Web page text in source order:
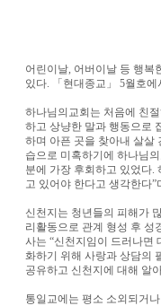
어린이날, 어버이날 등 행복
있다. 「 현대종교 」 5월호에
하나님의교회는 처음에 친
하고 상냥한 말과 행동으로
하며 아픈 곳을 찾아내 살살
습으로 미혹하기에 하나님
분에 가장 후회하고 있었다.
고 있어야 한다고 생각한다”
신천지는 청년들의 피해가
리활동으로 관계 형성 후 성
사는 “신천지임이 드러나면
화하기 위해 사랑과 상담의
공유하고 신천지에 대해 알
통일교에는 평소 소외되거